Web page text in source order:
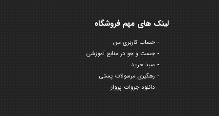
لینک های مهم فروشگاه
حساب کاربری من
جست و جو در منابع آموزشی
سبد خرید
رهگیری مرسولات پستی
دانلود جزوات پرواز